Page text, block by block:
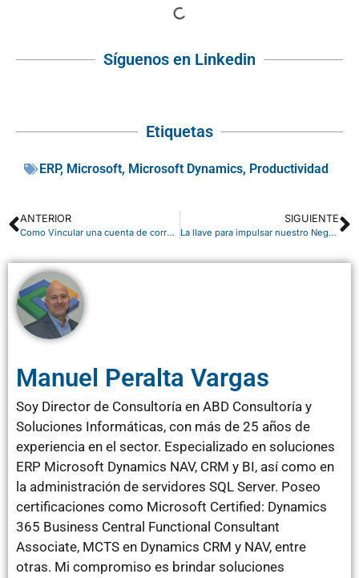
Síguenos en Linkedin
Etiquetas
ERP, Microsoft, Microsoft Dynamics, Productividad
ANTERIOR
Como Vincular una cuenta de correo de su organización a los servicios de Microsoft
SIGUIENTE
La llave para impulsar nuestro Negocio es Dynamics NAV
Manuel Peralta Vargas
Soy Director de Consultoría en ABD Consultoría y
Soluciones Informáticas, con más de 25 años de
experiencia en el sector. Especializado en soluciones
ERP Microsoft Dynamics NAV, CRM y BI, así como en
la administración de servidores SQL Server. Poseo
certificaciones como Microsoft Certified: Dynamics
365 Business Central Functional Consultant
Associate, MCTS en Dynamics CRM y NAV, entre
otras. Mi compromiso es brindar soluciones